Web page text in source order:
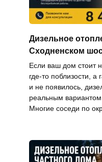
Дизельное
Сходненском
Если ваш дом стоит
где-то поблизости, а
и не появилось,
реальным вариантом
Многие соседи по